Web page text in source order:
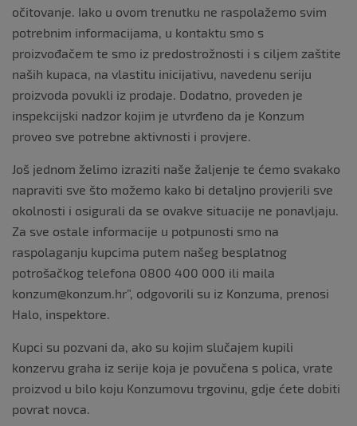
očitovanje. Iako u ovom trenutku ne raspolažemo svim
potrebnim informacijama, u kontaktu smo s
proizvođačem te smo iz predostrožnosti i s ciljem zaštite
naših kupaca, na vlastitu inicijativu, navedenu seriju
proizvoda povukli iz prodaje. Dodatno, proveden je
inspekcijski nadzor kojim je utvrđeno da je Konzum
proveo sve potrebne aktivnosti i provjere.
Još jednom želimo izraziti naše žaljenje te ćemo svakako
napraviti sve što možemo kako bi detaljno provjerili sve
okolnosti i osigurali da se ovakve situacije ne ponavljaju.
Za sve ostale informacije u potpunosti smo na
raspolaganju kupcima putem našeg besplatnog
potrošačkog telefona 0800 400 000 ili maila
konzum@konzum.hr”, odgovorili su iz Konzuma, prenosi
Halo, inspektore.
Kupci su pozvani da, ako su kojim slučajem kupili
konzervu graha iz serije koja je povučena s polica, vrate
proizvod u bilo koju Konzumovu trgovinu, gdje ćete dobiti
povrat novca.